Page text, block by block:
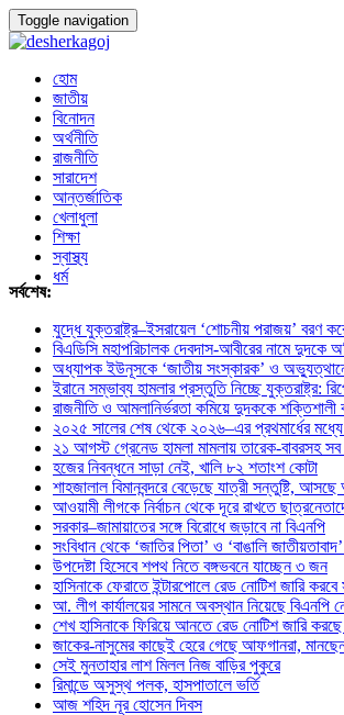
Toggle navigation
হোম
জাতীয়
বিনোদন
অর্থনীতি
রাজনীতি
সারাদেশ
আন্তর্জাতিক
খেলাধুলা
শিক্ষা
স্বাস্থ্য
ধর্ম
সর্বশেষ:
যুদ্ধে যুক্তরাষ্ট্র–ইসরায়েল ‘শোচনীয় পরাজয়’ বরণ
বিএডিসি মহাপরিচালক দেবদাস-আবীরের নামে দুদকে
অধ্যাপক ইউনূসকে ‘জাতীয় সংস্কারক’ ও অভ্যুত্থানে
ইরানে সম্ভাব্য হামলার প্রস্তুতি নিচ্ছে যুক্তরাষ্ট্র:
রাজনীতি ও আমলানির্ভরতা কমিয়ে দুদককে
২০২৫ সালের শেষ থেকে ২০২৬–এর প্রথমার্ধের
২১ আগস্ট গ্রেনেড হামলা মামলায় তারেক-বাবরসহ
হজের নিবন্ধনে সাড়া নেই, খালি ৮২ শতাংশ কোটা
শাহজালাল বিমানবন্দরে বেড়েছে যাত্রী সন্তুষ্টি,
আওয়ামী লীগকে নির্বাচন থেকে দূরে রাখতে
সরকার–জামায়াতের সঙ্গে বিরোধে জড়াবে না বিএনপি
সংবিধান থেকে ‘জাতির পিতা’ ও ‘বাঙালি
উপদেষ্টা হিসেবে শপথ নিতে বঙ্গভবনে যাচ্ছেন ৩ জন
হাসিনাকে ফেরাতে ইন্টারপোলে রেড নোটিশ জারি করবে
আ. লীগ কার্যালয়ের সামনে অবস্থান নিয়েছে বিএনপি
শেখ হাসিনাকে ফিরিয়ে আনতে রেড নোটিশ জারি
জাকের-নাসুমের কাছেই হেরে গেছে আফগানরা,
সেই মুনতাহার লাশ মিলল নিজ বাড়ির পুকুরে
রিমান্ডে অসুস্থ পলক, হাসপাতালে ভর্তি
আজ শহিদ নূর হোসেন দিবস